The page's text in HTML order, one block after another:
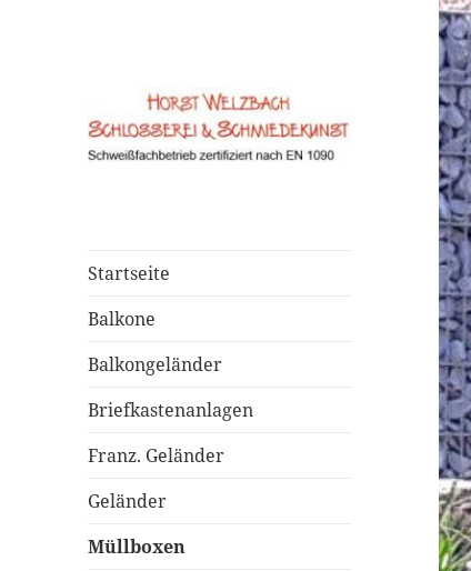
Startseite
Balkone
Balkongeländer
Briefkastenanlagen
Franz. Geländer
Geländer
Müllboxen